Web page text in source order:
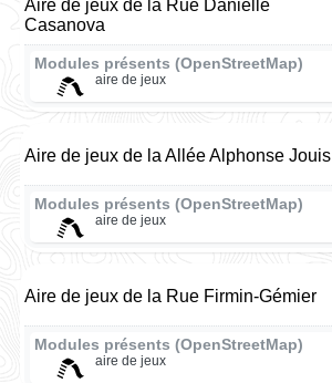
Aire de jeux de la Rue Danielle
Casanova
Modules présents (OpenStreetMap)
aire de jeux
Aire de jeux de la Allée Alphonse Jouis
Modules présents (OpenStreetMap)
aire de jeux
Aire de jeux de la Rue Firmin-Gémier
Modules présents (OpenStreetMap)
aire de jeux